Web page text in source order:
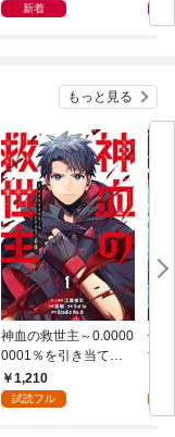
新着
もっと見る
神血の救世主～0.0000
0001％を引き当て最
強へ～【電子書籍特典
付】（１）
1,210
試読フル
俺
世
（